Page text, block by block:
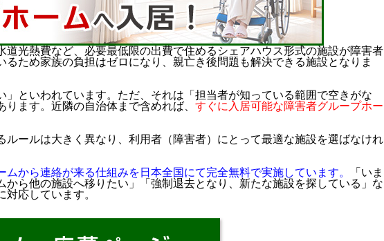
光熱費など、必要最低限の出費で住めるシェアハウス形式の施設が障害者
ため家族の負担はゼロになり、親亡き後問題も解決できる施設となりま
といわれています。ただ、それは「担当者が知っている範囲で空きがな
ます。近隣の自治体まで含めれば、 すぐに入居可能な障害者グループホー
ールは大きく異なり、利用者（障害者）にとって最適な施設を選ばなけれ
ムから連絡が来る仕組みを日本全国にて完全無料で実施しています。
「いま
ら他の施設へ移りたい」「強制退去となり、新たな施設を探している」な
応しています。